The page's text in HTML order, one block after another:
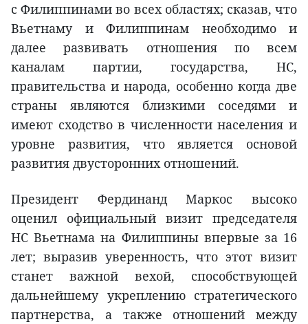
с Филиппинами во всех областях; сказав, что
Вьетнаму и Филиппинам необходимо и
далее развивать отношения по всем
каналам партии, государства, НС,
правительства и народа, особенно когда две
страны являются близкими соседями и
имеют сходство в численности населения и
уровне развития, что является основой
развития двусторонних отношений.
Президент Фердинанд Маркос высоко
оценил официальный визит председателя
НС Вьетнама на Филиппины впервые за 16
лет; выразив уверенность, что этот визит
станет важной вехой, способствующей
дальнейшему укреплению стратегического
партнерства, а также отношений между